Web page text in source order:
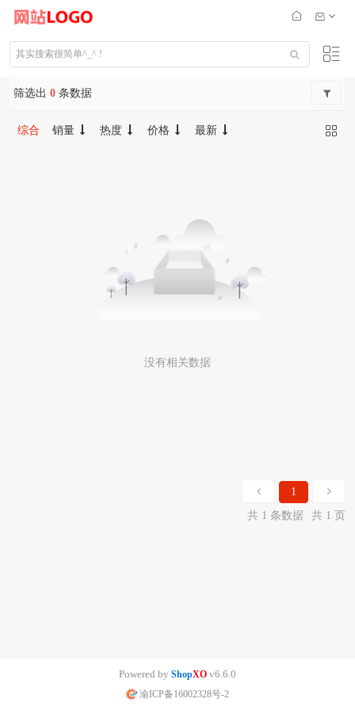
筛选出 0 条数据
综合 销量 热度 价格 最新
没有相关数据
1
共 1 条数据
共 1 页
Powered by ShopXO v6.6.0
渝ICP备16002328号-2